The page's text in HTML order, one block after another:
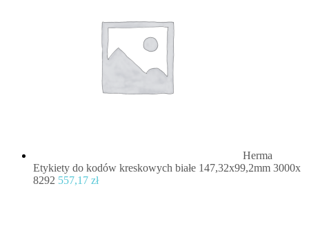
Herma
Etykiety do kodów kreskowych białe 147,32x99,2mm 3000x
8292 557,17 zł